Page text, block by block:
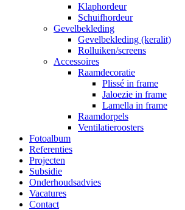
Klaphordeur
Schuifhordeur
Gevelbekleding
Gevelbekleding (keralit)
Rolluiken/screens
Accessoires
Raamdecoratie
Plissé in frame
Jaloezie in frame
Lamella in frame
Raamdorpels
Ventilatieroosters
Fotoalbum
Referenties
Projecten
Subsidie
Onderhoudsadvies
Vacatures
Contact